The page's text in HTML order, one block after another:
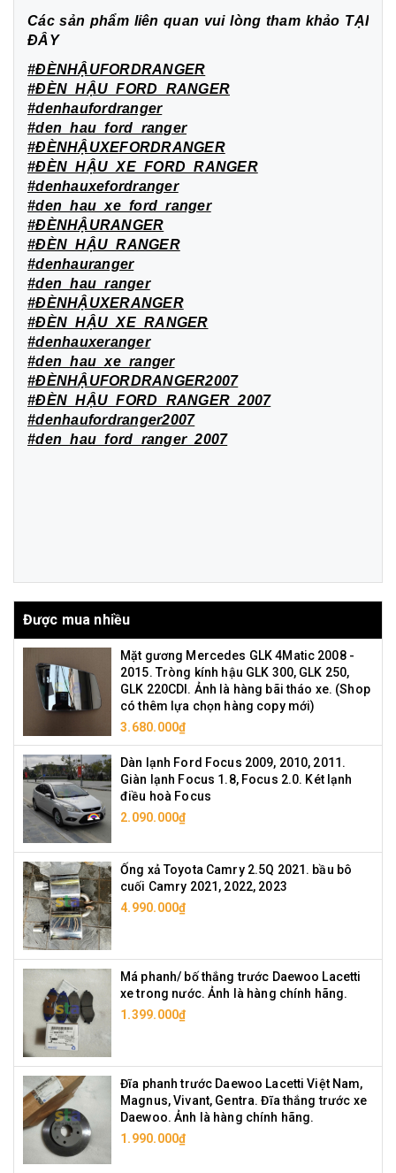
Các sản phẩm liên quan vui lòng tham khảo TẠI
ĐÂY
#ĐÈNHẬUFORDRANGER
#ĐÈN_HẬU_FORD_RANGER
#denhaufordranger
#den_hau_ford_ranger
#ĐÈNHẬUXEFORDRANGER
#ĐÈN_HẬU_XE_FORD_RANGER
#denhauxefordranger
#den_hau_xe_ford_ranger
#ĐÈNHẬURANGER
#ĐÈN_HẬU_RANGER
#denhauranger
#den_hau_ranger
#ĐÈNHẬUXERANGER
#ĐÈN_HẬU_XE_RANGER
#denhauxeranger
#den_hau_xe_ranger
#ĐÈNHẬUFORDRANGER2007
#ĐÈN_HẬU_FORD_RANGER_2007
#denhaufordranger2007
#den_hau_ford_ranger_2007
Được mua nhiều
Mặt gương Mercedes GLK 4Matic 2008 -
2015. Tròng kính hậu GLK 300, GLK 250,
GLK 220CDI. Ảnh là hàng bãi tháo xe. (Shop
có thêm lựa chọn hàng copy mới)
3.680.000₫
Dàn lạnh Ford Focus 2009, 2010, 2011.
Giàn lạnh Focus 1.8, Focus 2.0. Két lạnh
điều hoà Focus
2.090.000₫
Ống xả Toyota Camry 2.5Q 2021. bầu bô
cuối Camry 2021, 2022, 2023
4.990.000₫
Má phanh/ bố thắng trước Daewoo Lacetti
xe trong nước. Ảnh là hàng chính hãng.
1.399.000₫
Đĩa phanh trước Daewoo Lacetti Việt Nam,
Magnus, Vivant, Gentra. Đĩa thắng trước xe
Daewoo. Ảnh là hàng chính hãng.
1.990.000₫